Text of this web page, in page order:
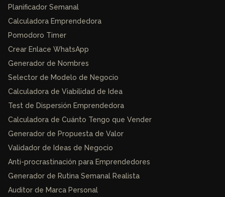
Planificador Semanal
Calculadora Emprendedora
Pomodoro Timer
Crear Enlace WhatsApp
Generador de Nombres
Selector de Modelo de Negocio
Calculadora de Viabilidad de Idea
Test de Dispersión Emprendedora
Calculadora de Cuánto Tengo que Vender
Generador de Propuesta de Valor
Validador de Ideas de Negocio
Anti-procrastinación para Emprendedores
Generador de Rutina Semanal Realista
Auditor de Marca Personal